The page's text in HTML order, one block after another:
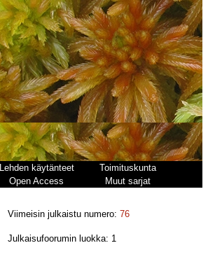
Lehden käytänteet
Toimituskunta
Open Access Muut sarjat
Viimeisin julkaistu numero:76
Julkaisufoorumin luokka: 1